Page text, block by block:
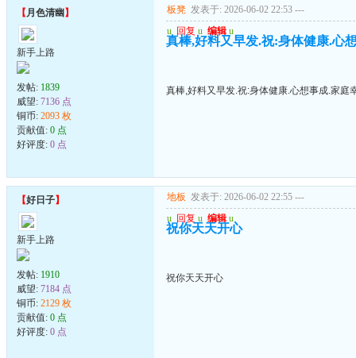
【月色清幽 】
新手上路
发帖: 1839
威望: 7136 点
铜币: 2093 枚
贡献值: 0 点
好评度: 0 点
板凳 发表于: 2026-06-02 22:53 ---
u 回复 u 编辑 u
真棒,好料又早发.祝:身体健康.心
真棒,好料又早发.祝:身体健康.心想事成.家庭
【好日子】
新手上路
发帖: 1910
威望: 7184 点
铜币: 2129 枚
贡献值: 0 点
好评度: 0 点
地板 发表于: 2026-06-02 22:55 ---
u 回复 u 编辑 u
祝你天天开心
祝你天天开心